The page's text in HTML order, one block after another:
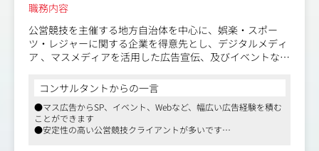
職務内容
公営競技を主催する地方自治体を中心に、娯楽・スポー
ツ・レジャーに関する企業を得意先とし、デジタルメディ
ア 、マスメディアを活用した広告宣伝、及びイベントなど
※公営競技は毎日開催されるため、月に数回の土日祝日勤
務があります。（休日出勤の場合は振替取得対応）
■具体的には
・クライアントは、競輪、地方競馬、ボートレースを運営
コンサルタントからの一言
●マス広告からSP、イベント、Webなど、幅広い広告経験を積む
ことができます
●安定性の高い公営競技クライアントが多いです